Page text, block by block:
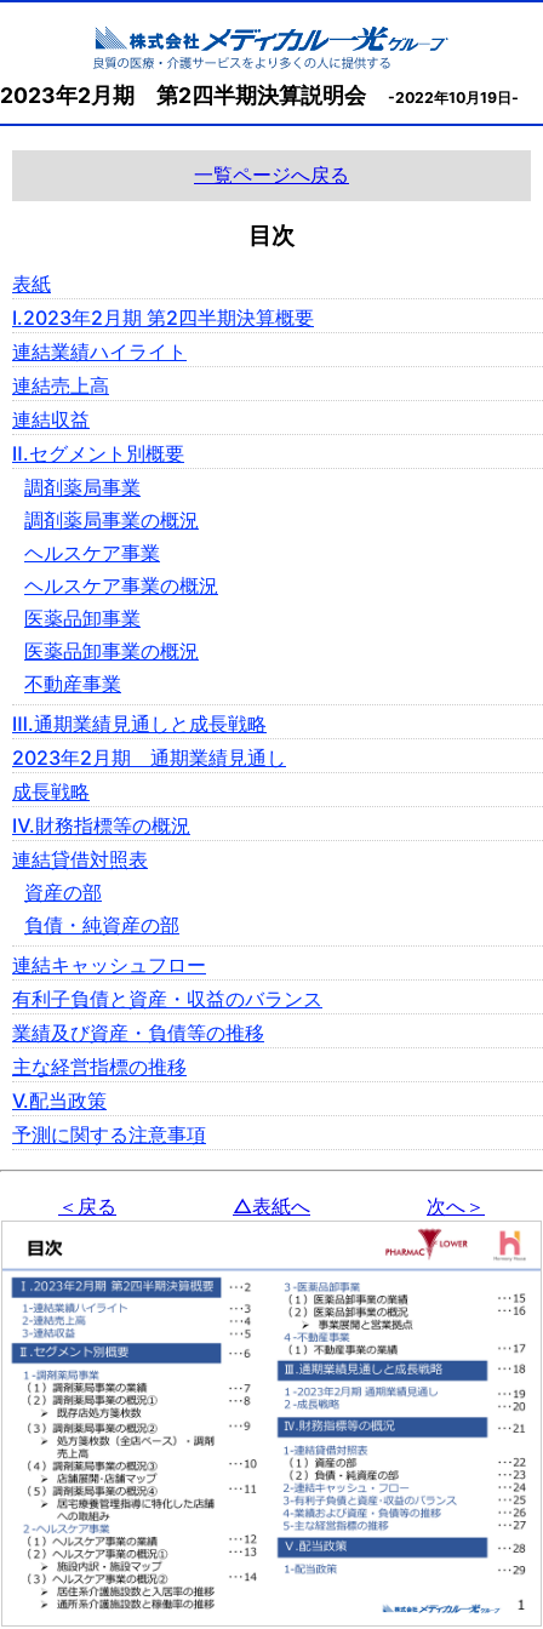
2023年2月期 第2四半期決算説明会 -2022年10月19日-
一覧ページへ戻る
目次
表紙
Ⅰ.2023年2月期 第2四半期決算概要
連結業績ハイライト
連結売上高
連結収益
Ⅱ.セグメント別概要
調剤薬局事業
調剤薬局事業の概況
ヘルスケア事業
ヘルスケア事業の概況
医薬品卸事業
医薬品卸事業の概況
不動産事業
Ⅲ.通期業績見通しと成長戦略
2023年2月期 通期業績見通し
成長戦略
Ⅳ.財務指標等の概況
連結貸借対照表
資産の部
負債・純資産の部
連結キャッシュフロー
有利子負債と資産・収益のバランス
業績及び資産・負債等の推移
主な経営指標の推移
Ⅴ.配当政策
予測に関する注意事項
＜戻る △表紙へ 次へ＞